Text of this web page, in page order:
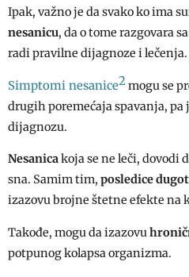
Ipak, važno je da svako ko ima
nesanicu, da o tome razgovara
radi pravilne dijagnoze i lečenja.
Simptomi nesanice2 mogu se
drugih poremećaja spavanja,
dijagnozu.
Nesanicakoja se ne leči, dovodi
sna. Samim tim, posledice
izazovu brojne štetne efekte na
Takođe, mogu da izazovu
potpunog kolapsa organizma.